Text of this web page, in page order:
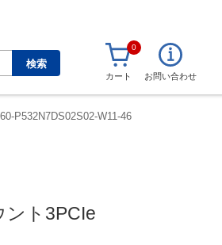
検索
0
カート お問い合わせ
P532N7DS02S02-W11-46
ント3PCIe